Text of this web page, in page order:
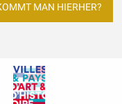
MAN HIERHER?